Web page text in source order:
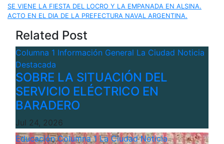
Navegación
de
entradas
SE VIENE LA FIESTA DEL LOCRO Y LA EMPANADA EN ALSINA.
ACTO EN EL DIA DE LA PREFECTURA NAVAL ARGENTINA.
Related Post
Columna 1 Información General La Ciudad Noticia
Destacada
SOBRE LA SITUACIÓN DEL
SERVICIO ELÉCTRICO EN
BARADERO
Jul 24, 2026
EducaciónColumna 1 La CiudadNoticia